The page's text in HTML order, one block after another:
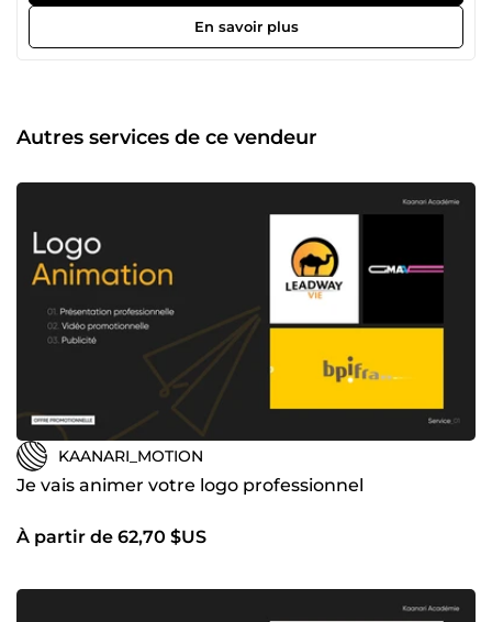
créateur de contenu, nous vous accompagnons dans votre
stratégie de communication visuelle avec des animations
En savoir plus
Autres services de ce vendeur
KAANARI_MOTION
Je vais animer votre logo professionnel
À partir de 62,70 $US